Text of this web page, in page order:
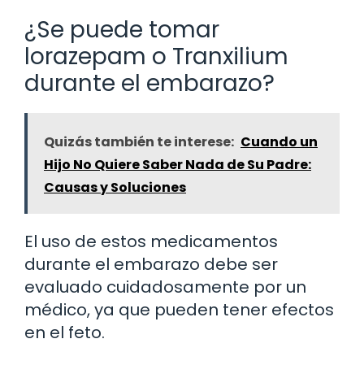
¿Se puede tomar
lorazepam o Tranxilium
durante el embarazo?
Quizás también te interese: Cuando un
Hijo No Quiere Saber Nada de Su Padre:
Causas y Soluciones
El uso de estos medicamentos
durante el embarazo debe ser
evaluado cuidadosamente por un
médico, ya que pueden tener efectos
en el feto.